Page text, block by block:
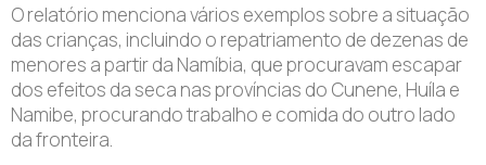
O relatório menciona vários exemplos sobre a situação
das crianças, incluindo o repatriamento de dezenas de
menores a partir da Namíbia, que procuravam escapar
dos efeitos da seca nas províncias do Cunene, Huíla e
Namibe, procurando trabalho e comida do outro lado
da fronteira.